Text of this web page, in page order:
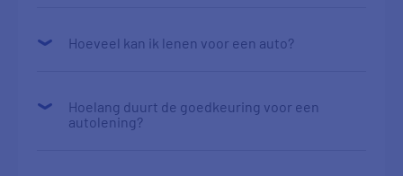
Hoeveel kan ik lenen voor een auto?
Hoelang duurt de goedkeuring voor een
autolening?